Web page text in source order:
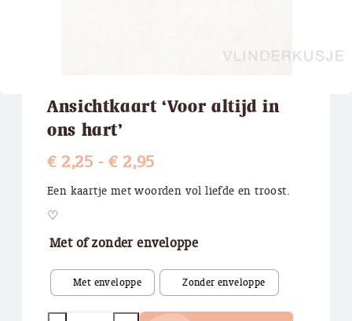
Ansichtkaart ‘Voor altijd in
ons hart’
€2,25 - €2,95Prijsklasse:
€ 2,25
€ 2,95
Een kaartje met woorden vol liefde en troost.
♡
Met of zonder enveloppe